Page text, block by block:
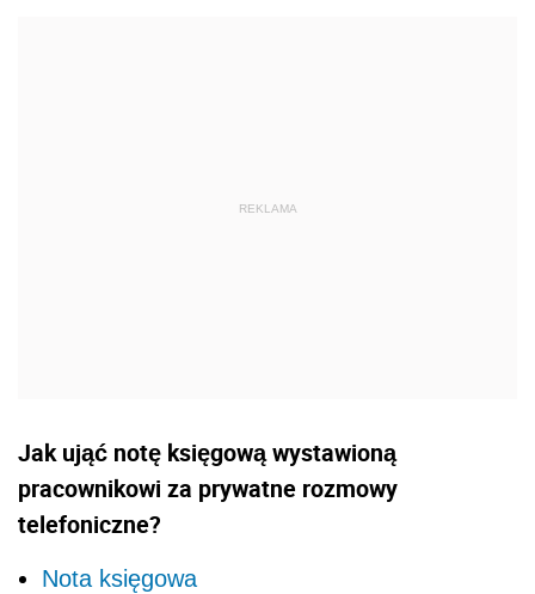
Jak ująć notę księgową wystawioną
pracownikowi za prywatne rozmowy
telefoniczne?
Nota księgowa